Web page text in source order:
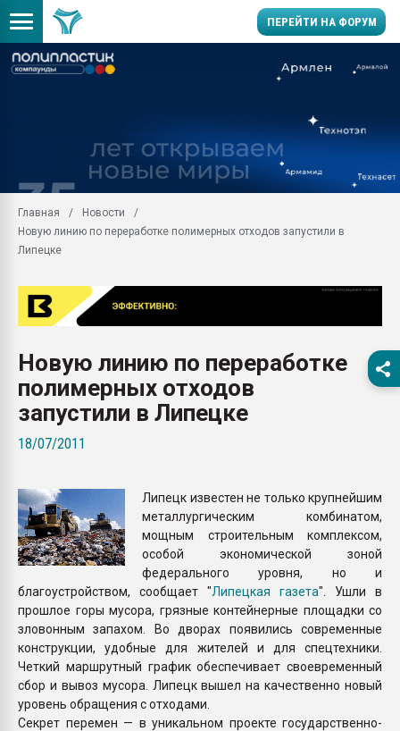
ПЕРЕЙТИ НА ФОРУМ
умельцы изготовили
колонок полностью из
Продажа готового
производство SPC
29.07.2026 ФРП помог
Помощь в подборе
Вакуум-формовочные
Подмосковье, Москва
28.07.2026
ПЕРЕЙТИ НА
Главная
Новости
Новую линию по переработке полимерных отходов запустили в
Липецке
Новую линию по переработке
полимерных отходов
запустили в Липецке
18/07/2011
Липецк известен не только крупнейшим
металлургическим комбинатом,
мощным строительным комплексом,
особой экономической зоной
федерального уровня, но и
благоустройством, сообщает "Липецкая газета". Ушли в
прошлое горы мусора, грязные контейнерные площадки со
зловонным запахом. Во дворах появились современные
конструкции, удобные для жителей и для спецтехники.
Четкий маршрутный график обеспечивает своевременный
сбор и вывоз мусора. Липецк вышел на качественно новый
уровень обращения с отходами.
Секрет перемен — в уникальном проекте государственно-